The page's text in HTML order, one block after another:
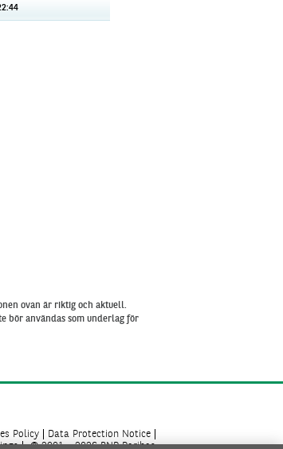
ovan är riktig och aktuell.
bör användas som underlag för
Policy
Data Protection Notice
© 2001 - 2026 BNP Paribas